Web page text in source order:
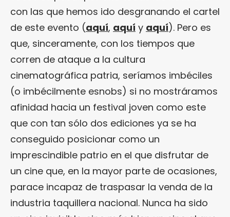
con las que hemos ido desgranando el cartel
de este evento (aquí, aquí y aquí). Pero es
que, sinceramente, con los tiempos que
corren de ataque a la cultura
cinematográfica patria, seríamos imbéciles
(o imbécilmente esnobs) si no mostráramos
afinidad hacia un festival joven como este
que con tan sólo dos ediciones ya se ha
conseguido posicionar como un
imprescindible patrio en el que disfrutar de
un cine que, en la mayor parte de ocasiones,
parace incapaz de traspasar la venda de la
industria taquillera nacional. Nunca ha sido